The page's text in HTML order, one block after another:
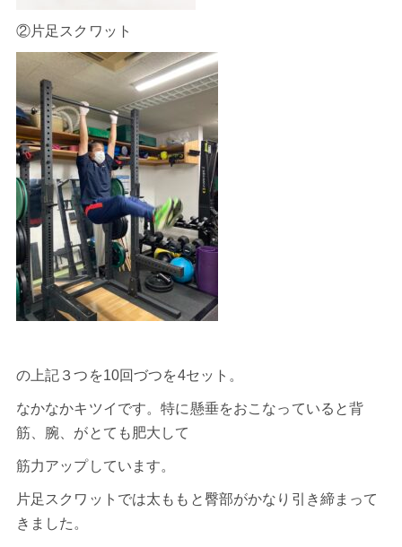
②片足スクワット
の上記３つを10回づつを4セット。
なかなかキツイです。特に懸垂をおこなっていると背
筋、腕、がとても肥大して
筋力アップしています。
片足スクワットでは太ももと臀部がかなり引き締まって
きました。